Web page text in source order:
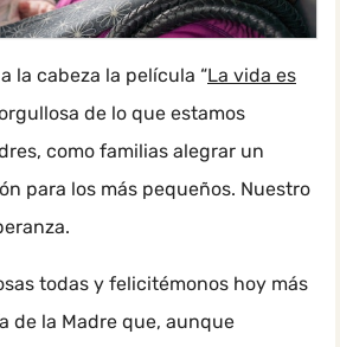
la cabeza la película “La vida es
de lo que estamos
como familias alegrar un
para los más pequeños. Nuestro
todas y felicitémonos hoy más
de la Madre que, aunque